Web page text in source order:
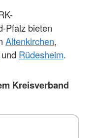
Pfalz bieten
Altenkirchen,
und Rüdesheim.
Kreisverband